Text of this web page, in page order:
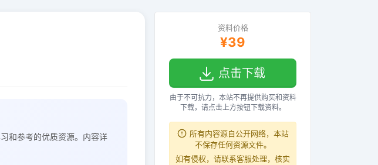
和参考的优质资源。内容详
资料价格
¥39
点击下载
由于不可抗力，本站不再提供购买和资料
下载，请点击上方按钮下载资料。
所有内容源自公开网络，本站
不保存任何资源文件。
如有侵权，请联系客服处理，核实